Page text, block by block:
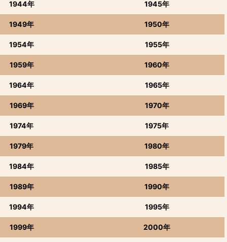
1944年 1945年
1949年 1950年
1954年 1955年
1959年 1960年
1964年 1965年
1969年 1970年
1974年 1975年
1979年 1980年
1984年 1985年
1989年 1990年
1994年 1995年
1999年 2000年